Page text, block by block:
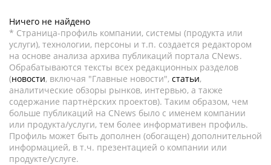
Ничего не найдено
* Страница-профиль компании, системы (продукта или
услуги), технологии, персоны и т.п. создается редактором
на основе анализа архива публикаций портала CNews.
Обрабатываются тексты всех редакционных разделов
(новости, включая "Главные новости", статьи,
аналитические обзоры рынков, интервью, а также
содержание партнёрских проектов). Таким образом, чем
больше публикаций на CNews было с именем компании
или продукта/услуги, тем более информативен профиль.
Профиль может быть дополнен (обогащен) дополнительной
информацией, в т.ч. презентацией о компании или
продукте/услуге.